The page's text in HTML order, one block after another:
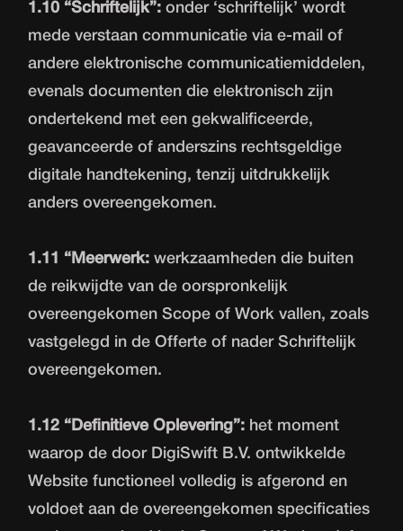
1.10 “Schriftelijk”: onder ‘schriftelijk’ wordt
mede verstaan communicatie via e-mail of
andere elektronische communicatiemiddelen,
evenals documenten die elektronisch zijn
ondertekend met een gekwalificeerde,
geavanceerde of anderszins rechtsgeldige
digitale handtekening, tenzij uitdrukkelijk
anders overeengekomen.
1.11 “Meerwerk:werkzaamheden die buiten
de reikwijdte van de oorspronkelijk
overeengekomen Scope of Work vallen, zoals
vastgelegd in de Offerte of nader Schriftelijk
overeengekomen.
1.12 “Definitieve Oplevering”: het moment
waarop de door DigiSwift B.V. ontwikkelde
Website functioneel volledig is afgerond en
voldoet aan de overeengekomen specificaties